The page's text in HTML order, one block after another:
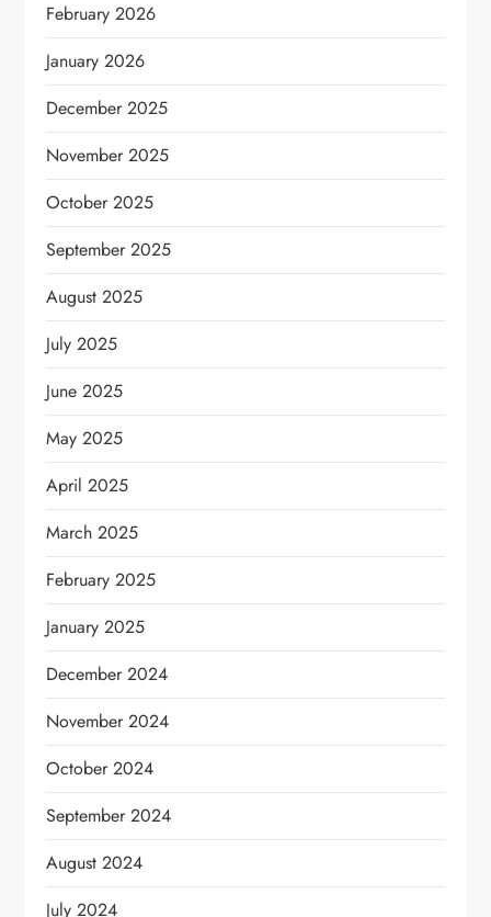
February 2026
January 2026
December 2025
November 2025
October 2025
September 2025
August 2025
July 2025
June 2025
May 2025
April 2025
March 2025
February 2025
January 2025
December 2024
November 2024
October 2024
September 2024
August 2024
July 2024